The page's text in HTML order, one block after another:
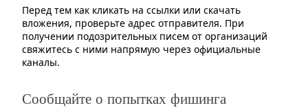
Перед тем как кликать на ссылки или скачать
вложения, проверьте адрес отправителя. При
получении подозрительных писем от организаций
свяжитесь с ними напрямую через официальные
каналы.
Сообщайте о попытках фишинга